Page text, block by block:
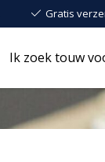
Gratis
Ik zoek touw